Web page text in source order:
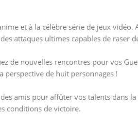
et à la célèbre série de jeux
attaques ultimes capables de raser
de nouvelles rencontres pour vos
perspective de huit personnages !
amis pour affûter vos talents dans
conditions de victoire.